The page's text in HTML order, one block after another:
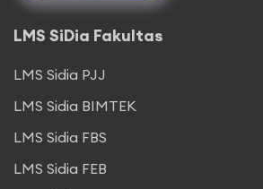
LMS SiDia Fakultas
LMS Sidia PJJ
LMS Sidia BIMTEK
LMS Sidia FBS
LMS Sidia FEB